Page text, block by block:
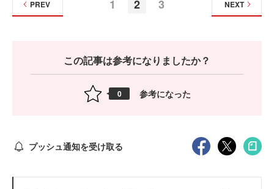
1 2 3
PREV NEXT
この記事は参考になりましたか？
0 参考になった
プッシュ通知を受け取る